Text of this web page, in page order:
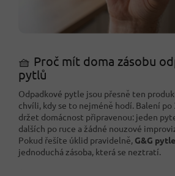
🧺 Proč mít doma zásobu
pytlů
Odpadkové pytle jsou přesně ten
chvíli, kdy se to nejméně hodí. Balení po
držet domácnost připravenou: jeden
dalších po ruce a žádné nouzové
Pokud řešíte úklid pravidelně, G&G
jednoduchá zásoba, která se neztratí.